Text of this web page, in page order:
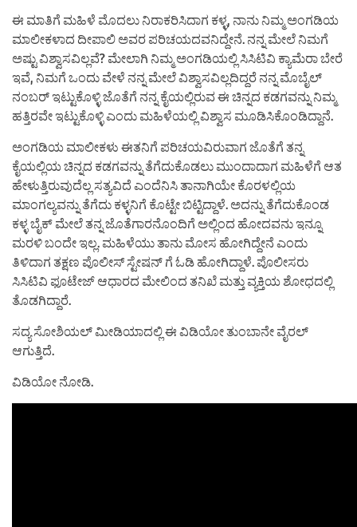
ಈ ಮಾತಿಗೆ ಮಹಿಳೆ ಮೊದಲು ನಿರಾಕರಿಸಿದಾಗ ಕಳ್ಳ, ನಾನು ನಿಮ್ಮ ಅಂಗಡಿಯ
ಮಾಲೀಕಳಾದ ದೀಪಾಲಿ ಅವರ ಪರಿಚಯದವನಿದ್ದೇನೆ. ನನ್ನ ಮೇಲೆ ನಿಮಗೆ
ಅಷ್ಟು ವಿಶ್ವಾಸವಿಲ್ಲವೆ? ಮೇಲಾಗಿ ನಿಮ್ಮ ಅಂಗಡಿಯಲ್ಲಿ ಸಿಸಿಟಿವಿ ಕ್ಯಾಮೆರಾ ಬೇರೆ
ಇವೆ, ನಿಮಗೆ ಒಂದು ವೇಳೆ ನನ್ನ ಮೇಲೆ ವಿಶ್ವಾಸವಿಲ್ಲದಿದ್ದರೆ ನನ್ನ ಮೊಬೈಲ್
ನಂಬರ್ ಇಟ್ಟುಕೊಳ್ಳಿ ಜೊತೆಗೆ ನನ್ನ ಕೈಯಲ್ಲಿರುವ ಈ ಚಿನ್ನದ ಕಡಗವನ್ನು ನಿಮ್ಮ
ಹತ್ತಿರವೇ ಇಟ್ಟುಕೊಳ್ಳಿ ಎಂದು ಮಹಿಳೆಯಲ್ಲಿ ವಿಶ್ವಾಸ ಮೂಡಿಸಿಕೊಂಡಿದ್ದಾನೆ.
ಅಂಗಡಿಯ ಮಾಲೀಕಳು ಈತನಿಗೆ ಪರಿಚಯವಿರುವಾಗ ಜೊತೆಗೆ ತನ್ನ
ಕೈಯಲ್ಲಿಯ ಚಿನ್ನದ ಕಡಗವನ್ನು ತೆಗೆದುಕೊಡಲು ಮುಂದಾದಾಗ ಮಹಿಳೆಗೆ ಆತ
ಹೇಳುತ್ತಿರುವುದೆಲ್ಲ ಸತ್ಯವಿದೆ ಎಂದೆನಿಸಿ ತಾನಾಗಿಯೇ ಕೊರಳಲ್ಲಿಯ
ಮಾಂಗಲ್ಯವನ್ನು ತೆಗೆದು ಕಳ್ಳನಿಗೆ ಕೊಟ್ಟೇ ಬಿಟ್ಟಿದ್ದಾಳೆ. ಅದನ್ನು ತೆಗೆದುಕೊಂಡ
ಕಳ್ಳ ಬೈಕ್ ಮೇಲೆ ತನ್ನ ಜೊತೆಗಾರನೊಂದಿಗೆ ಅಲ್ಲಿಂದ ಹೋದವನು ಇನ್ನೂ
ಮರಳಿ ಬಂದೇ ಇಲ್ಲ. ಮಹಿಳೆಯು ತಾನು ಮೋಸ ಹೋಗಿದ್ದೇನೆ ಎಂದು
ತಿಳಿದಾಗ ತಕ್ಷಣ ಪೊಲೀಸ್ ಸ್ಟೇಷನ್ ಗೆ ಓಡಿ ಹೋಗಿದ್ದಾಳೆ. ಪೊಲೀಸರು
ಸಿಸಿಟಿವಿ ಫೂಟೇಜ್ ಆಧಾರದ ಮೇಲಿಂದ ತನಿಖೆ ಮತ್ತು ವ್ಯಕ್ತಿಯ ಶೋಧದಲ್ಲಿ
ತೊಡಗಿದ್ದಾರೆ.
ಸದ್ಯ ಸೋಶಿಯಲ್ ಮೀಡಿಯಾದಲ್ಲಿ ಈ ವಿಡಿಯೋ ತುಂಬಾನೇ ವೈರಲ್
ಆಗುತ್ತಿದೆ.
ವಿಡಿಯೋ ನೋಡಿ.